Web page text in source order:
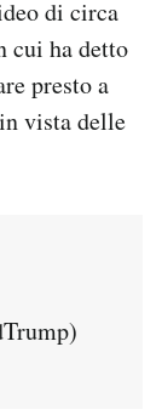
di circa
cui ha detto
presto a
vista delle